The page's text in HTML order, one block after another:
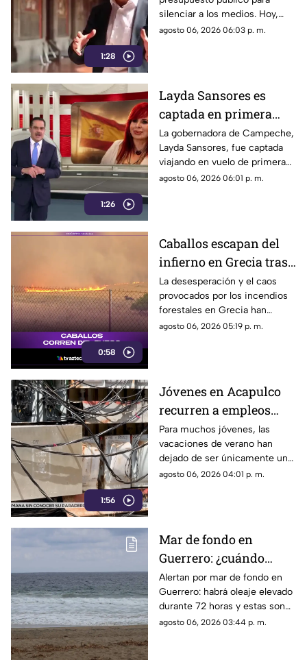
1:28
oficial
silenciar a los medios. Hoy,
Jesús Ramírez Cuevas es
agosto 06, 2026 06:03 p. m.
1:26
Layda Sansores es
captada en primera
clase rumbo a España
junto a la directora del
DIF
La gobernadora de Campeche,
Layda Sansores, fue captada
viajando en vuelo de primera
clase con destino a España en
agosto 06, 2026 06:01 p. m.
0:58
Caballos escapan del
infierno en Grecia tras
cuatro días de
incendios
descontrolados
La desesperación y el caos
provocados por los incendios
forestales en Grecia han
dejado imágenes
agosto 06, 2026 05:19 p. m.
1:56
Jóvenes en Acapulco
recurren a empleos
temporales ante el
próximo ciclo escolar
Para muchos jóvenes, las
vacaciones de verano han
dejado de ser únicamente un
periodo de descanso y
agosto 06, 2026 04:01 p. m.
Mar de fondo en
Guerrero: ¿cuándo
llegará y qué zonas de
Acapulco serán
afectadas?
Alertan por mar de fondo en
Guerrero: habrá oleaje elevado
durante 72 horas y estas son
las zonas de Acapulco con
agosto 06, 2026 03:44 p. m.